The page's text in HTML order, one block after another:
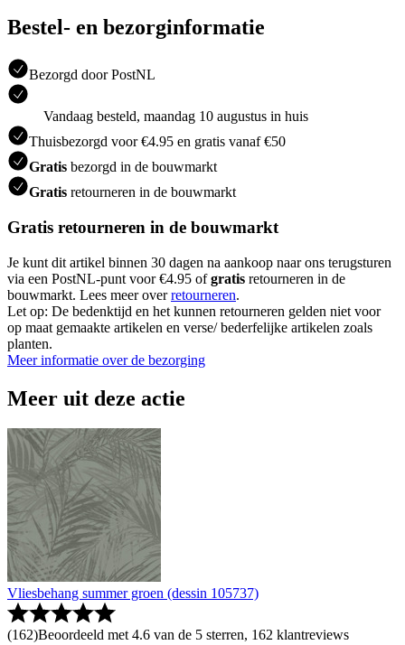
Bestel- en bezorginformatie
Bezorgd door PostNL
Vandaag besteld, maandag 10 augustus in huis
Thuisbezorgd voor €4.95 en gratis vanaf €50
Gratis bezorgd in de bouwmarkt
Gratis retourneren in de bouwmarkt
Gratis retourneren in de bouwmarkt
Je kunt dit artikel binnen 30 dagen na aankoop naar ons terugsturen
via een PostNL-punt voor €4.95 ofgratis retourneren in de
bouwmarkt. Lees meer overretourneren.
Let op: De bedenktijd en het kunnen retourneren gelden niet voor
op maat gemaakte artikelen en verse/ bederfelijke artikelen zoals
planten.
Meer informatie over de bezorging
Meer uit deze actie
Vliesbehang summer groen (dessin 105737)
(162)Beoordeeld met 4.6 van de 5 sterren, 162 klantreviews